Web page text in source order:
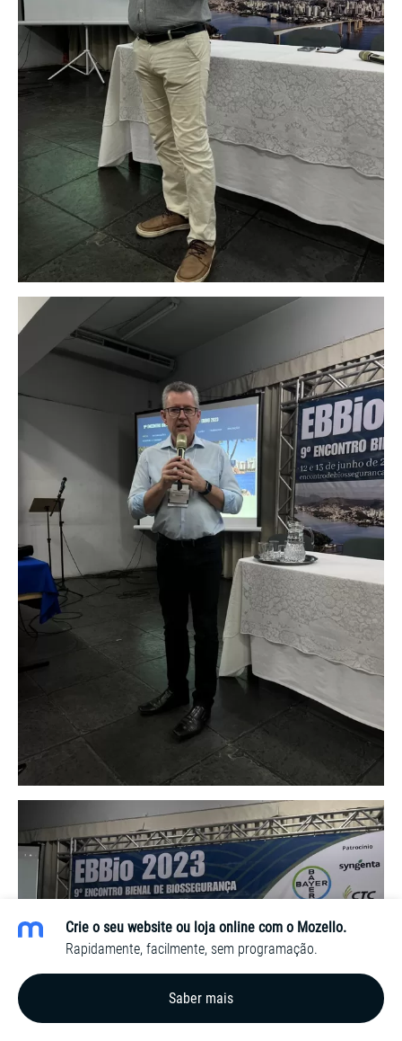
Crie o seu website ou loja online com o Mozello.
Rapidamente, facilmente, sem programação.
Saber mais